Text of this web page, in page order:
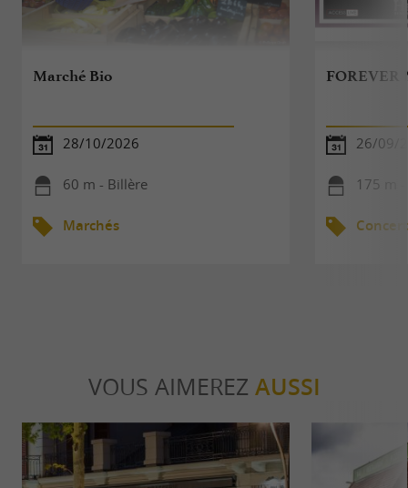
Marché Bio
28/10/2026
60 m - Billère
Marchés
FOREVER
26/09/
175 m
VOUS AIMEREZ AUSSI